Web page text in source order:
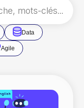
Data
Agile